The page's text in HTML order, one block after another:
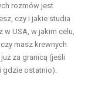
rozmów jest
czy i jakie studia
USA, w jakim celu,
masz krewnych
za granicą (jeśli
gdzie ostatnio).